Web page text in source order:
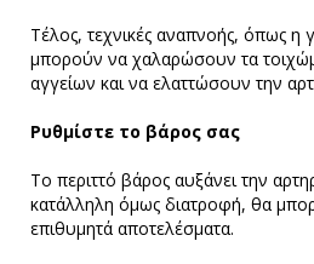
Τέλος, τεχνικές αναπνοής, όπως η
μπορούν να χαλαρώσουν τα
αγγείων και να ελαττώσουν την
Ρυθμίστε το βάρος σας
Το περιττό βάρος αυξάνει την
κατάλληλη όμως διατροφή, θα
επιθυμητά αποτελέσματα.